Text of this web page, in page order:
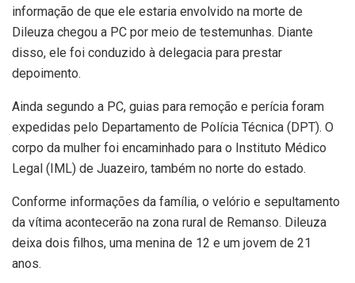
informação de que ele estaria envolvido na morte de
Dileuza chegou a PC por meio de testemunhas. Diante
disso, ele foi conduzido à delegacia para prestar
depoimento.
Ainda segundo a PC, guias para remoção e perícia foram
expedidas pelo Departamento de Polícia Técnica (DPT). O
corpo da mulher foi encaminhado para o Instituto Médico
Legal (IML) de Juazeiro, também no norte do estado.
Conforme informações da família, o velório e sepultamento
da vítima acontecerão na zona rural de Remanso. Dileuza
deixa dois filhos, uma menina de 12 e um jovem de 21
anos.